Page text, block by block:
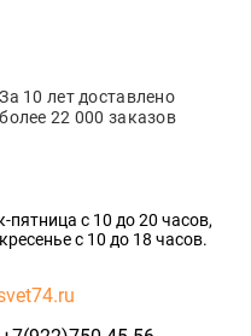
За 10 лет доставлено
более 22 000 заказов
пятница с 10 до 20 часов,
с 10 до 18 часов.